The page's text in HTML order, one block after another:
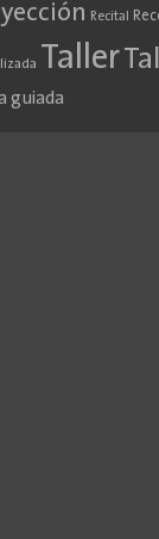
Recital
Taller
guiada